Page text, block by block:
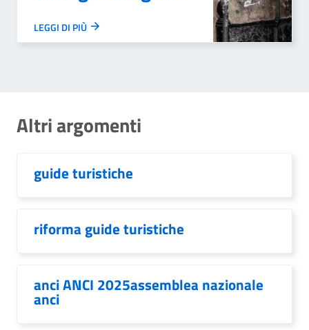
LEGGI DI PIÙ
Altri argomenti
guide turistiche
riforma guide turistiche
anci ANCI 2025assemblea nazionale
anci